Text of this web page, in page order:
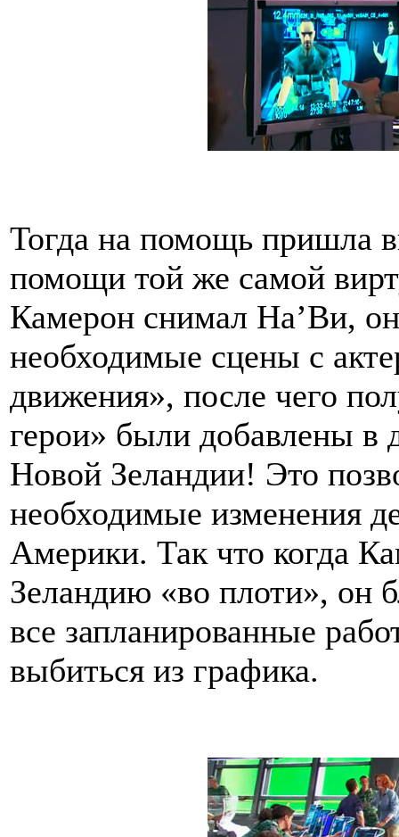
Тогда на помощь пришла
помощи той же самой
Камерон снимал На’Ви,
необходимые сцены с
движения», после чего
герои» были добавлены в
Новой Зеландии! Это
необходимые изменения
Америки. Так что когда
Зеландию «во плоти», он
все запланированные
выбиться из графика.